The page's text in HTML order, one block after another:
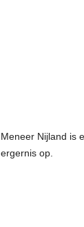
Meneer Nijland is
ergernis op.